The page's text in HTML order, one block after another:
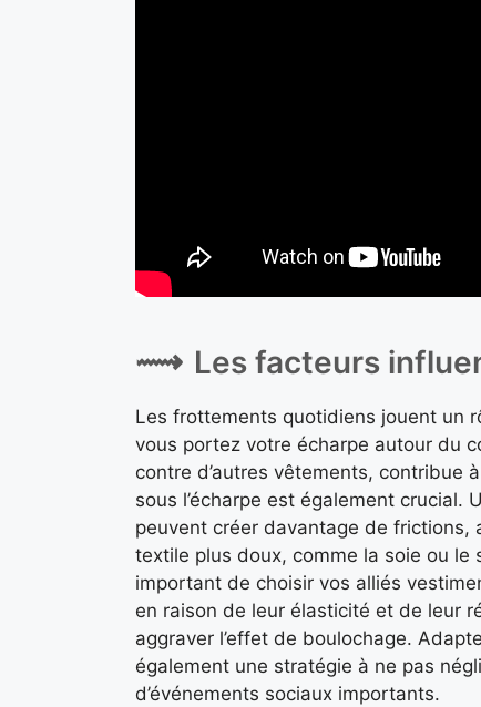
Les facteurs
Les frottements quotidiens jouent un
vous portez votre écharpe autour du
contre d’autres vêtements, contribue
sous l’écharpe est également
peuvent créer davantage de frictions,
textile plus doux, comme la soie ou
important de choisir vos alliés
en raison de leur élasticité et de leur
aggraver l’effet de boulochage.
également une stratégie à ne pas
d’événements sociaux importants.